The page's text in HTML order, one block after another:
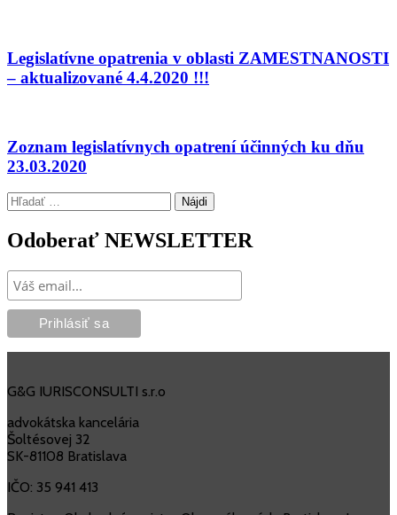
Legislatívne opatrenia v oblasti ZAMESTNANOSTI
– aktualizované 4.4.2020 !!!
Zoznam legislatívnych opatrení účinných ku dňu
23.03.2020
Hľadať:
Odoberať NEWSLETTER
G&G IURISCONSULTI s.r.o
advokátska kancelária
Šoltésovej 32
SK-81108 Bratislava
IČO: 35 941 413